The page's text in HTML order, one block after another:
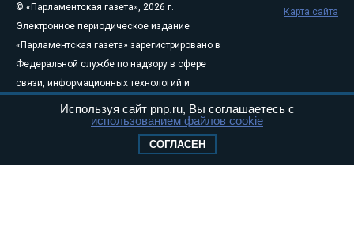
© «Парламентская газета», 2026 г.
Электронное периодическое издание
«Парламентская газета» зарегистрировано в
Федеральной службе по надзору в сфере
связи, информационных технологий и
августа 2011 года. 18+
Свидетельство о регистрации Эл № ФС77-
Карта сайта
Используя сайт pnp.ru, Вы соглашаетесь с
использованием файлов cookie
СОГЛАСЕН